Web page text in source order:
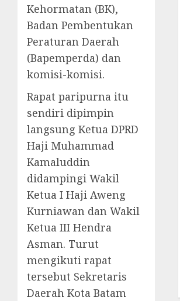
Kehormatan (BK),
Badan Pembentukan
Peraturan Daerah
(Bapemperda) dan
komisi-komisi.
Rapat paripurna itu
sendiri dipimpin
langsung Ketua DPRD
Haji Muhammad
Kamaluddin
didampingi Wakil
Ketua I Haji Aweng
Kurniawan dan Wakil
Ketua III Hendra
Asman. Turut
mengikuti rapat
tersebut Sekretaris
Daerah Kota Batam